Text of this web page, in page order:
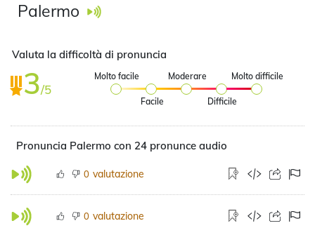
Palermo
Valuta la difficoltà di pronuncia
3/5
Molto facile
Facile
Moderare
Difficile
Molto difficile
Pronuncia Palermo con 24 pronunce audio
0 valutazione
0 valutazione